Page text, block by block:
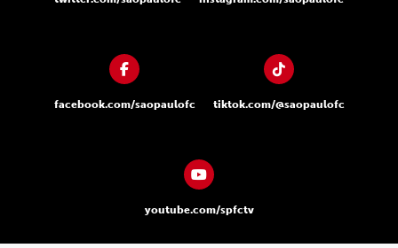
facebook.com/saopaulofc tiktok.com/@saopaulofc
youtube.com/spfctv